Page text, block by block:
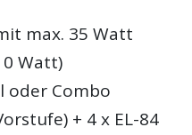
max. 35 Watt
Watt)
oder Combo
+ 4 x EL-84